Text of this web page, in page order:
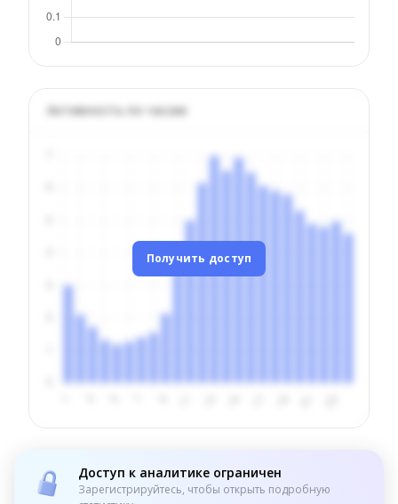
Активность по часам
Получить доступ
Доступ к аналитике ограничен
Зарегистрируйтесь, чтобы открыть подробную